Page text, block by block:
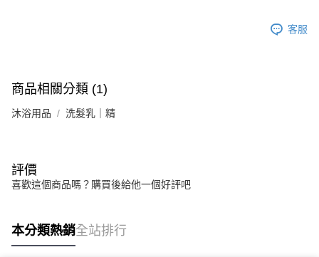
客服
商品相關分類 (1)
沐浴用品 洗髮乳｜精
評價
喜歡這個商品嗎？購買後給他一個好評吧
本分類熱銷全站排行